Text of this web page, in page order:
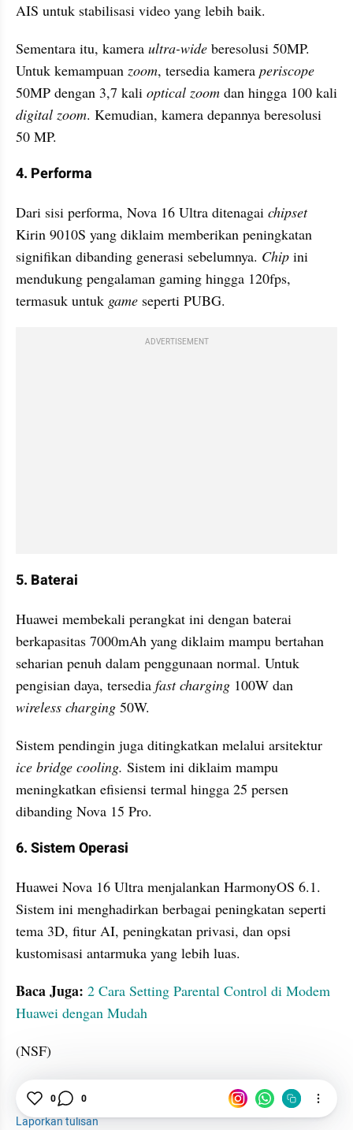
AIS untuk stabilisasi video yang lebih baik.
Sementara itu, kamera ultra-wide beresolusi 50MP.
Untuk kemampuan zoom, tersedia kamera
50MP dengan 3,7 kali optical zoom
digital zoom. Kemudian, kamera depannya beresolusi
50 MP.
4. Performa
Dari sisi performa, Nova 16 Ultra ditenagai
chipset
Kirin 9010S yang diklaim memberikan peningkatan
signifikan dibanding generasi sebelumnya. Chip ini
mendukung pengalaman gaming hingga 120fps,
termasuk untuk game seperti PUBG.
ADVERTISEMENT
5. Baterai
Huawei membekali perangkat ini dengan baterai
berkapasitas 7000mAh yang diklaim mampu bertahan
seharian penuh dalam penggunaan normal. Untuk
pengisian daya, tersedia fast charging
wireless charging 50W.
ice bridge cooling. Sistem ini diklaim mampu
meningkatkan efisiensi termal hingga 25 persen
dibanding Nova 15 Pro.
6. Sistem Operasi
Huawei Nova 16 Ultra menjalankan HarmonyOS 6.1.
Sistem ini menghadirkan berbagai peningkatan seperti
tema 3D, fitur AI, peningkatan privasi, dan opsi
kustomisasi antarmuka yang lebih luas.
Baca Juga: 2 Cara Setting Parental Control di Modem
Huawei dengan Mudah
(NSF)
Spesifikasi
Laporkan tulisan
0 0